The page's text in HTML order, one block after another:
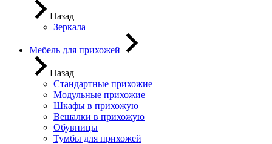
Назад
Зеркала
Мебель для прихожей
Назад
Стандартные прихожие
Модульные прихожие
Шкафы в прихожую
Вешалки в прихожую
Обувницы
Тумбы для прихожей